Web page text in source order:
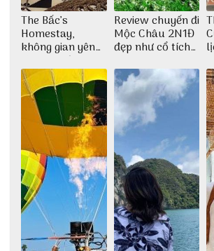
The Bấc’s
Homestay,
không gian yên
bình tại Hòn Sơn
Review chuyến đi
Mộc Châu 2N1Đ
đẹp như cổ tích
Thu Hà